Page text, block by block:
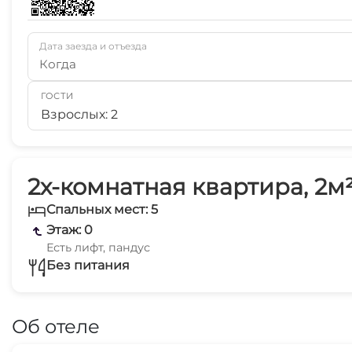
2х-комнатная квартира,
Спальных мест: 5
Этаж: 0
Есть лифт, пандус
Без питания
Об отеле
Дата заезда и отъезда
Когда
ГОСТИ
Взрослых: 2